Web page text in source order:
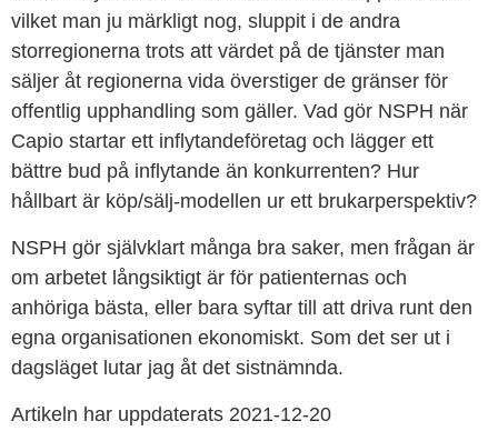
vilket man ju märkligt nog, sluppit i de andra
storregionerna trots att värdet på de tjänster man
säljer åt regionerna vida överstiger de gränser för
offentlig upphandling som gäller. Vad gör NSPH när
Capio startar ett inflytandeföretag och lägger ett
bättre bud på inflytande än konkurrenten? Hur
hållbart är köp/sälj-modellen ur ett brukarperspektiv?
NSPH gör självklart många bra saker, men frågan är
om arbetet långsiktigt är för patienternas och
anhöriga bästa, eller bara syftar till att driva runt den
egna organisationen ekonomiskt. Som det ser ut i
dagsläget lutar jag åt det sistnämnda.
Artikeln har uppdaterats 2021-12-20